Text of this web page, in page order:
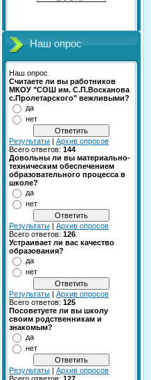
Наш опрос
Наш опрос
Считаете ли вы работников
МКОУ "СОШ им. С.П.Восканова
с.Пролетарского" вежливыми?
да
нет
Результаты
Архив опросов
Всего ответов: 144
Довольны ли вы материально-
техническим обеспечением
образовательного процесса в
школе?
да
нет
Результаты
Архив опросов
Всего ответов: 126
Устраивает ли вас качество
образования?
да
нет
Результаты
Архив опросов
Всего ответов: 125
Посоветуете ли вы школу
своим родственникам и
знакомым?
да
нет
Результаты
Архив опросов